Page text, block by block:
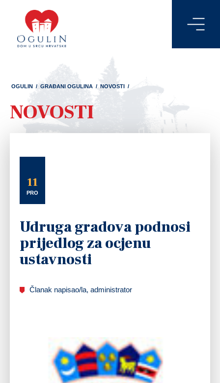
OGULIN / GRAĐANI OGULINA / NOVOSTI /
NOVOSTI
11
PRO
Udruga gradova podnosi
prijedlog za ocjenu
ustavnosti
Članak napisao/la, administrator